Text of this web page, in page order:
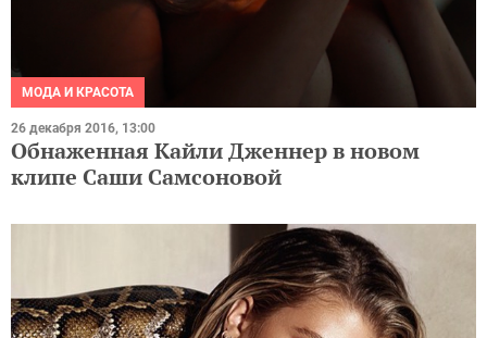
МОДА И КРАСОТА
26 декабря 2016, 13:00
Обнаженная Кайли Дженнер в новом
клипе Саши Самсоновой